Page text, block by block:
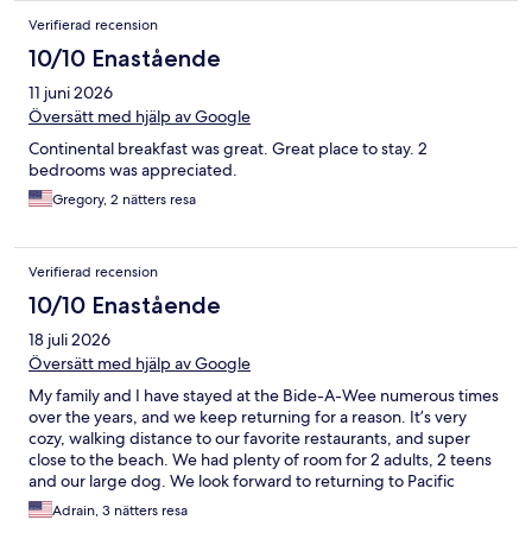
Verifierad recension
10/10 Enastående
11 juni 2026
Översätt med hjälp av Google
Continental breakfast was great. Great place to stay. 2
bedrooms was appreciated.
Gregory, 2 nätters resa
Verifierad recension
10/10 Enastående
18 juli 2026
Översätt med hjälp av Google
My family and I have stayed at the Bide-A-Wee numerous times
over the years, and we keep returning for a reason. It’s very
cozy, walking distance to our favorite restaurants, and super
close to the beach. We had plenty of room for 2 adults, 2 teens
and our large dog. We look forward to returning to Pacific
Grove and staying at the Bide-A-Wee.
Adrain, 3 nätters resa